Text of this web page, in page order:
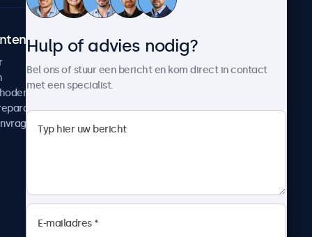
Over Beetronics
Werken bij Beetronics
Algemene voorwaarden
Hulp of advies nodig?
Bel ons of stuur een bericht en kom direct in contact
met een specialist.